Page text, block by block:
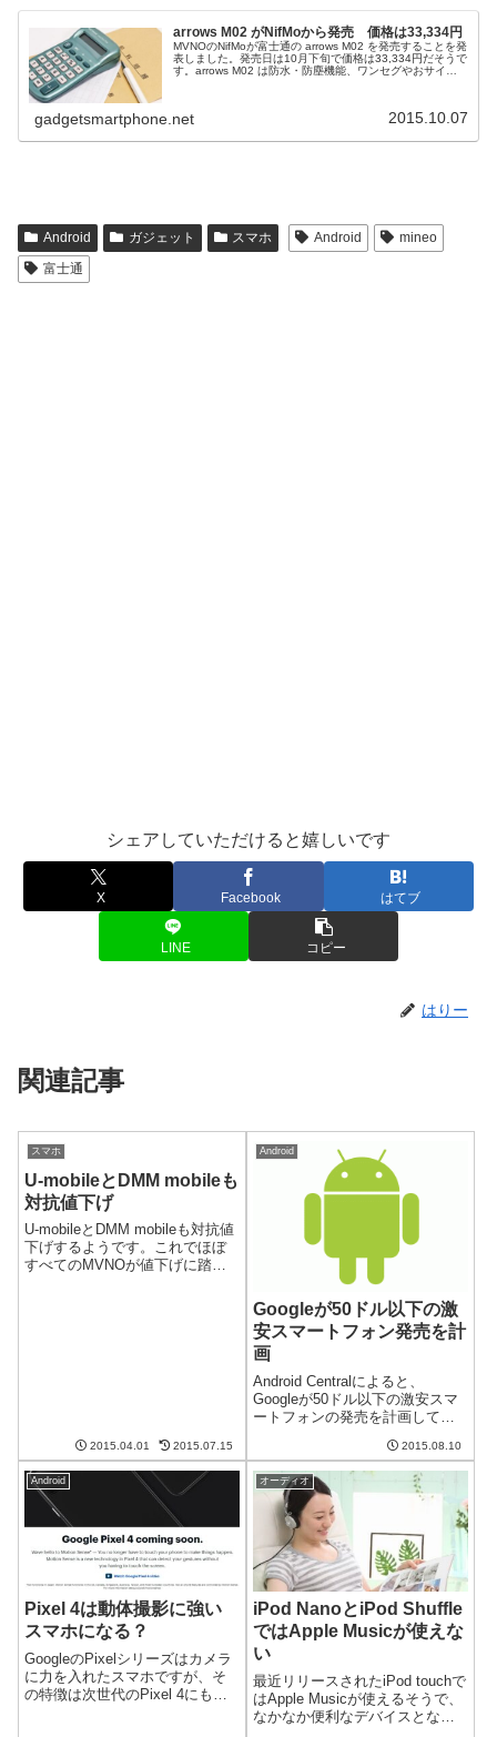
arrows M02 がNifMoから発売 価格は33,334円
MVNOのNifMoが富士通の arrows M02 を発売することを発
表しました。発売日は10月下旬で価格は33,334円だそうで
す。arrows M02 は防水・防塵機能、ワンセグやおサイフ
gadgetsmartphone.net 2015.10.07
Android ガジェット スマホ Android
mineo
富士通
シェアしていただけると嬉しいです
X Facebook はてブ
LINE コピー
はりー
関連記事
スマホ
U-mobileとDMM mobileも
対抗値下げ
U-mobileとDMM mobileも対抗値
下げするようです。これでほぼ
すべてのMVNOが値下げに踏み
2015.04.01 2015.07.15
Android
Googleが50ドル以下の激
安スマートフォン発売を計
画
Android Centralによると、
Googleが50ドル以下の激安スマ
ートフォンの発売を計画してい
けとのことですが、かなりイン
パクトのある価格ですね。イン
ド市場向けに発売されたAndroid
OneGoog...
2015.08.10
Android
Pixel 4は動体撮影に強い
スマホになる？
GoogleのPixelシリーズはカメラ
に力を入れたスマホですが、そ
の特徴は次世代のPixel 4にも受
オーディオ
iPod NanoとiPod Shuffle
ではApple Musicが使えな
い
最近リリースされたiPod touchで
はApple Musicが使えるそうで、
なかなか便利なデバイスとなり